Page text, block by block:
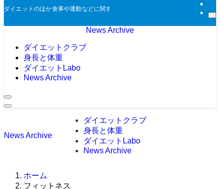
ダイエットのほか食事や運動などに関する過去のニュースをアーカイブとして
News Archive
ダイエットクラブ
身長と体重
ダイエットLabo
News Archive
News Archive
ダイエットクラブ
身長と体重
ダイエットLabo
News Archive
ホーム
フィットネス